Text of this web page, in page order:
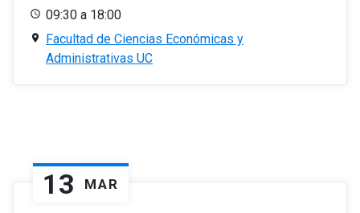
09:30 a 18:00
Facultad de Ciencias Económicas y
Administrativas UC
13 MAR